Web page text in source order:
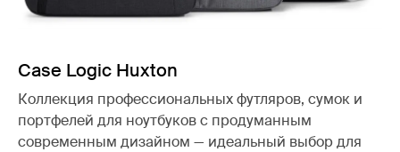
Case Logic Huxton
Коллекция профессиональных футляров, сумок и
портфелей для ноутбуков с продуманным
современным дизайном — идеальный выбор для